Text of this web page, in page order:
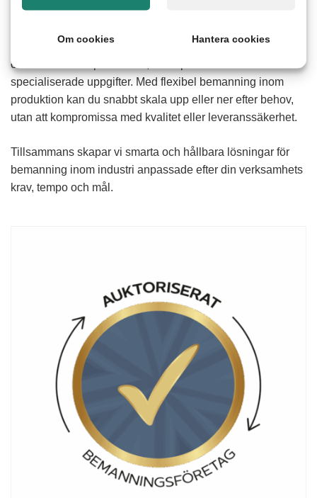
helheten. Därför fokuserar vi på att matcha rätt
frigöra tid för dina nyckelpersoner genom att bemanna
olika delar av er produktion, från operativa moment till mer
specialiserade uppgifter. Med flexibel bemanning inom
produktion kan du snabbt skala upp eller ner efter behov,
utan att kompromissa med kvalitet eller leveranssäkerhet.
Tillsammans skapar vi smarta och hållbara lösningar för
bemanning inom industri anpassade efter din verksamhets
krav, tempo och mål.
Om cookies Hantera cookies